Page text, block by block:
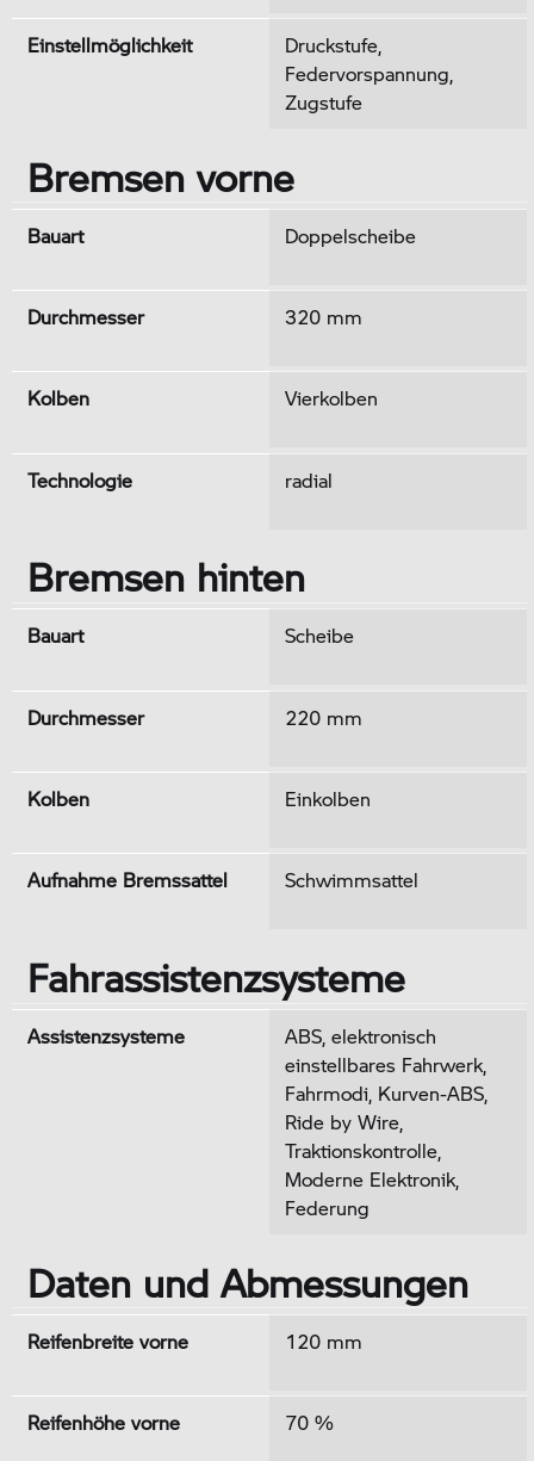
Einstellmöglichkeit
Druckstufe,
Federvorspannung,
Zugstufe
Bremsen vorne
Bauart Doppelscheibe
Durchmesser 320 mm
Kolben Vierkolben
Technologie radial
Bremsen hinten
Bauart Scheibe
Durchmesser 220 mm
Kolben Einkolben
Aufnahme Bremssattel Schwimmsattel
Fahrassistenzsysteme
Assistenzsysteme
ABS, elektronisch
einstellbares Fahrwerk,
Fahrmodi, Kurven-ABS,
Ride by Wire,
Traktionskontrolle,
Moderne Elektronik,
Federung
Daten und Abmessungen
Reifenbreite vorne 120 mm
Reifenhöhe vorne 70 %